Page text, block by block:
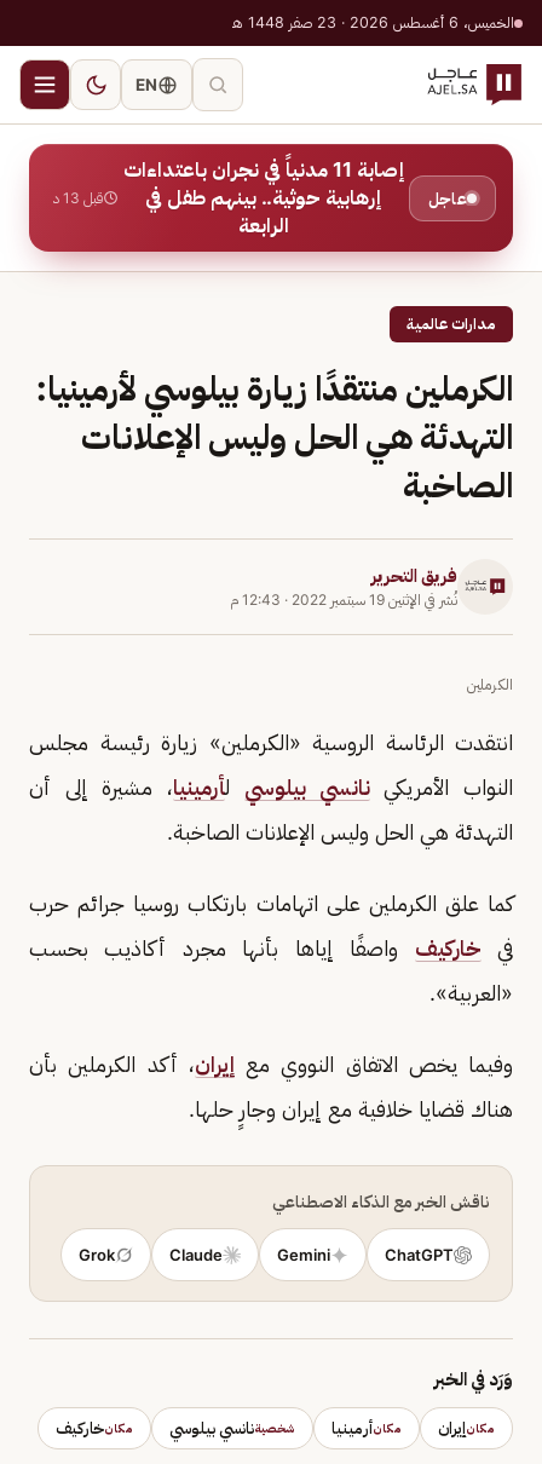
الخميس، 6 أغسطس 2026 · 23 صفر 1448 هـ
EN
عاجل
إصابة 11 مدنياً في نجران باعتداءات
إرهابية حوثية.. بينهم طفل في
الرابعة
قبل 13 د
مدارات عالمية
الكرملين منتقدًا زيارة بيلوسي لأرمينيا:
التهدئة هي الحل وليس الإعلانات
الصاخبة
فريق التحرير
نُشر في الإثنين 19 سبتمبر 2022 · 12:43 م
الكرملين
انتقدت الرئاسة الروسية «الكرملين» زيارة رئيسة مجلس
النواب الأمريكينانسي بيلوسي لأرمينيا، مشيرة إلى أن
التهدئة هي الحل وليس الإعلانات الصاخبة.
كما علق الكرملين على اتهامات بارتكاب روسيا جرائم حرب
في خاركيف واصفًا إياها بأنها مجرد أكاذيب بحسب
«العربية».
وفيما يخص الاتفاق النووي مع إيران، أكد الكرملين بأن
هناك قضايا خلافية مع إيران وجارٍ حلها.
ناقش الخبر مع الذكاء الاصطناعي
ChatGPT
Gemini
Claude
Grok
وَرَد في الخبر
مكانإيران مكانأرمينيا شخصيةنانسي بيلوسي مكانخاركيف